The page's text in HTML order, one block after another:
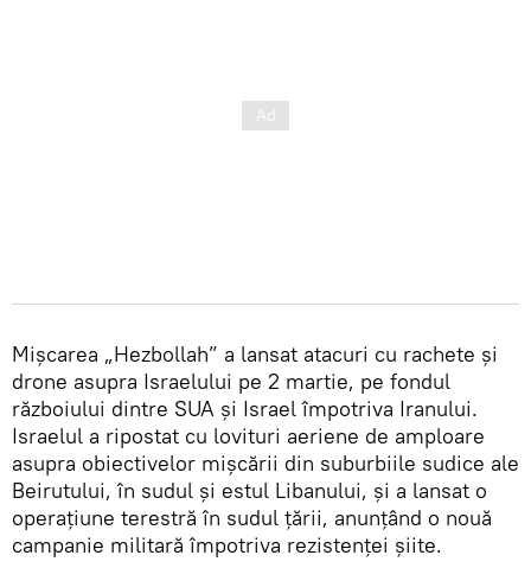
Mișcarea „Hezbollah” a lansat atacuri cu rachete și
drone asupra Israelului pe 2 martie, pe fondul
războiului dintre SUA și Israel împotriva Iranului.
Israelul a ripostat cu lovituri aeriene de amploare
asupra obiectivelor mișcării din suburbiile sudice ale
Beirutului, în sudul și estul Libanului, și a lansat o
operațiune terestră în sudul țării, anunțând o nouă
campanie militară împotriva rezistenței șiite.